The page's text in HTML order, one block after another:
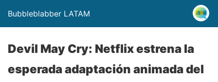
Bubbleblabber LATAM
Devil May Cry: Netflix estrena la
esperada adaptación animada del